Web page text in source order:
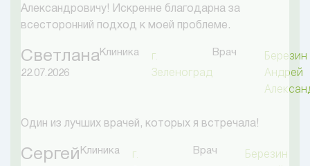
Александровичу! Искренне благодарна за
всесторонний подход к моей проблеме.
Светлана
22.07.2026
Клиника
г.
Зеленоград
Врач
Березин
Андрей
Один из лучших врачей, которых я встречала!
Сергей Клиника
г.
Врач
Березин